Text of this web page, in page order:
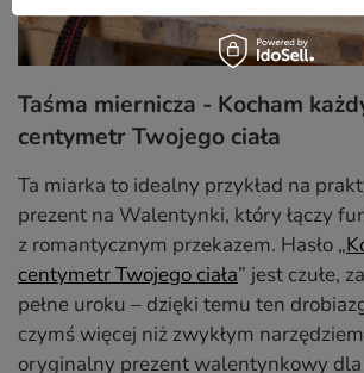
Taśma miernicza - Kocham
centymetr Twojego ciała
Ta miarka to idealny przykład na
prezent na Walentynki, który łączy
z romantycznym przekazem. Hasło „
centymetr Twojego ciała” jest czułe,
pełne uroku – dzięki temu ten
czymś więcej niż zwykłym
oryginalny prezent walentynkowy